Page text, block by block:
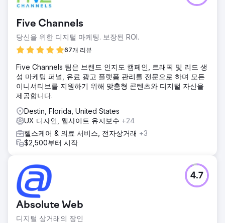
Five Channels
당신을 위한 디지털 마케팅. 보장된 ROI.
67개 리뷰
Five Channels 팀은 브랜드 인지도 캠페인, 트래픽 및 리드 생
성 마케팅 퍼널, 유료 광고 플랫폼 관리를 전문으로 하며 모든
이니셔티브를 지원하기 위해 맞춤형 콘텐츠와 디지털 자산을
제공합니다.
Destin, Florida, United States
UX 디자인, 웹사이트 유지보수 +24
헬스케어 & 의료 서비스, 전자상거래 +3
$2,500부터 시작
Absolute Web
디지털 상거래의 장인
4.7